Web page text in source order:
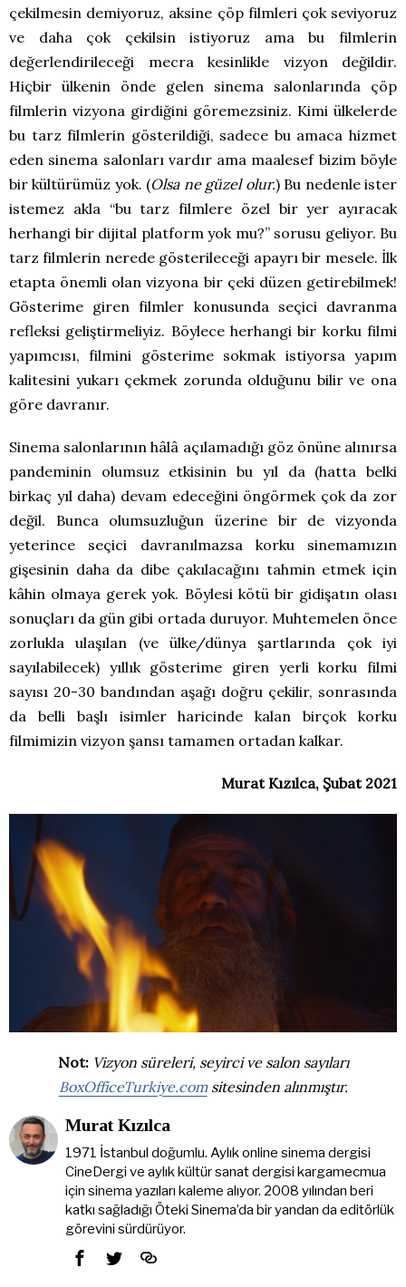
çekilmesin demiyoruz, aksine çöp filmleri çok seviyoruz
ve daha çok çekilsin istiyoruz ama bu filmlerin
değerlendirileceği mecra kesinlikle vizyon değildir.
Hiçbir ülkenin önde gelen sinema salonlarında çöp
filmlerin vizyona girdiğini göremezsiniz. Kimi ülkelerde
bu tarz filmlerin gösterildiği, sadece bu amaca hizmet
eden sinema salonları vardır ama maalesef bizim böyle
bir kültürümüz yok. (Olsa ne güzel olur.) Bu nedenle ister
istemez akla “bu tarz filmlere özel bir yer ayıracak
herhangi bir dijital platform yok mu?” sorusu geliyor. Bu
tarz filmlerin nerede gösterileceği apayrı bir mesele. İlk
etapta önemli olan vizyona bir çeki düzen getirebilmek!
Gösterime giren filmler konusunda seçici davranma
refleksi geliştirmeliyiz. Böylece herhangi bir korku filmi
yapımcısı, filmini gösterime sokmak istiyorsa yapım
kalitesini yukarı çekmek zorunda olduğunu bilir ve ona
göre davranır.
Sinema salonlarının hâlâ açılamadığı göz önüne alınırsa
pandeminin olumsuz etkisinin bu yıl da (hatta belki
birkaç yıl daha) devam edeceğini öngörmek çok da zor
değil. Bunca olumsuzluğun üzerine bir de vizyonda
yeterince seçici davranılmazsa korku sinemamızın
gişesinin daha da dibe çakılacağını tahmin etmek için
kâhin olmaya gerek yok. Böylesi kötü bir gidişatın olası
sonuçları da gün gibi ortada duruyor. Muhtemelen önce
zorlukla ulaşılan (ve ülke/dünya şartlarında çok iyi
sayılabilecek) yıllık gösterime giren yerli korku filmi
sayısı 20-30 bandından aşağı doğru çekilir, sonrasında
da belli başlı isimler haricinde kalan birçok korku
filmimizin vizyon şansı tamamen ortadan kalkar.
Murat Kızılca, Şubat 2021
Not: Vizyon süreleri, seyirci ve salon sayıları
BoxOfficeTurkiye.comsitesinden alınmıştır.
Murat Kızılca
1971 İstanbul doğumlu. Aylık online sinema dergisi
CineDergi ve aylık kültür sanat dergisi kargamecmua
için sinema yazıları kaleme alıyor. 2008 yılından beri
katkı sağladığı Öteki Sinema’da bir yandan da editörlük
görevini sürdürüyor.